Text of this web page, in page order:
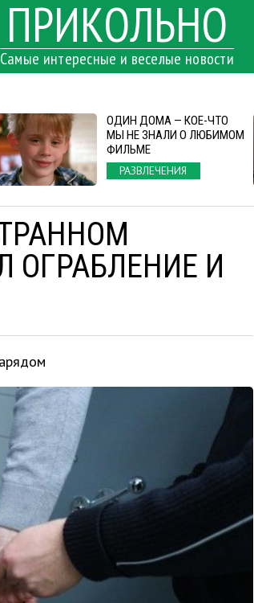
ПРИКОЛЬНО
Самые интересные и веселые новости
ОДИН ДОМА — КОЕ-ЧТО
МЫ НЕ ЗНАЛИ О ЛЮБИМОМ
ФИЛЬМЕ
РАЗВЛЕЧЕНИЯ
ОГРАБЛЕНИЕ И